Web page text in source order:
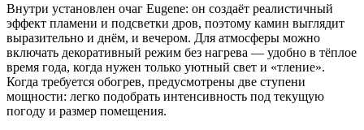
Внутри установлен очаг Eugene: он создаёт реалистичный
эффект пламени и подсветки дров, поэтому камин выглядит
выразительно и днём, и вечером. Для атмосферы можно
включать декоративный режим без нагрева — удобно в тёплое
время года, когда нужен только уютный свет и «тление».
Когда требуется обогрев, предусмотрены две ступени
мощности: легко подобрать интенсивность под текущую
погоду и размер помещения.